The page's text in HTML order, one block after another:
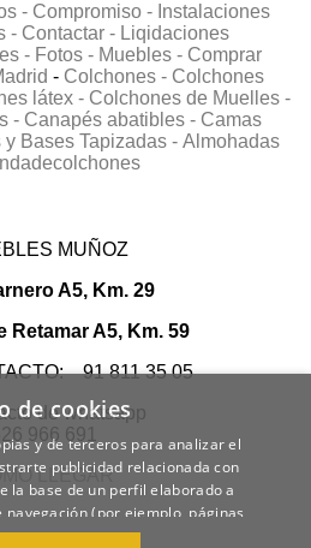
- Compromiso - Instalaciones
- Contactar - Liqidaciones
- Fotos - Muebles - Comprar
- Colchones - Colchones
látex - Colchones de Muelles -
- Canapés abatibles - Camas
y Bases Tapizadas - Almohadas
MUÑOZ
A5, Km. 29
Retamar A5, Km. 59
91 811 35 05
966 691
LLEGAR
de cookies
y de terceros para analizar el
publicidad relacionada con
la base de un perfil elaborado a
(por ejemplo, páginas
POLÍTICA DE COOKIES